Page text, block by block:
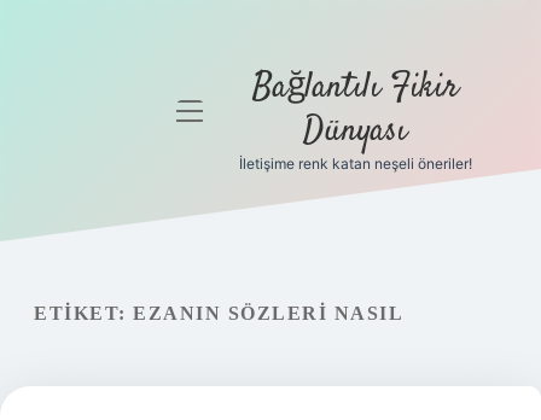
Gizlilik
Yasal Uyarı
Hakkımızda
menüyü
Bağlantılı Fikir
Dünyası
İletişime renk katan neşeli öneriler!
ETIKET: EZANIN SÖZLERI NASIL